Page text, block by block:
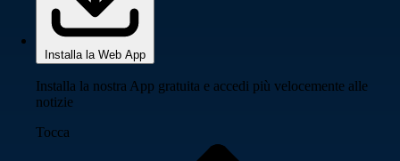
Installa la Web App
Installa la nostra App gratuita e accedi più velocemente alle
notizie
Tocca